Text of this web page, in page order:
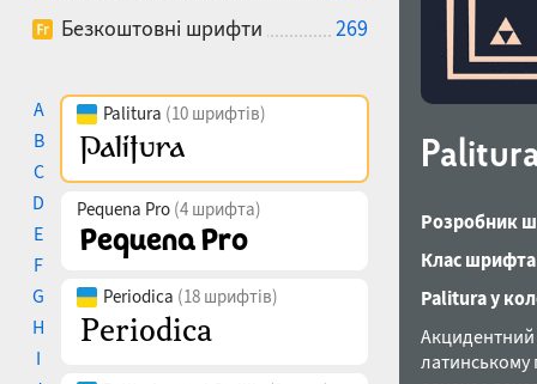
Безкоштовні шрифти
269
A
B
C
D
E
F
G
H
I
Palitura (10 шрифтів)
Pequena Pro (4 шрифта)
Periodica (18 шрифтів)
Розробник
Клас
Palitura у
латинському